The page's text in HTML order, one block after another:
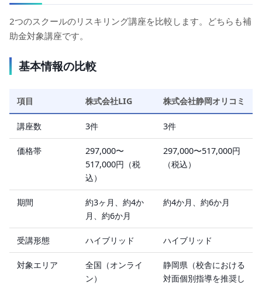
2つのスクールのリスキリング講座を比較します。どちらも補
助金対象講座です。
基本情報の比較
項目 株式会社LIG 株式会社静岡オリコミ
講座数 3件 3件
価格帯
297,000〜
517,000円（税
込）
297,000〜517,000円
（税込）
期間
約3ヶ月、約4か
月、約6か月
約4か月、約6か月
受講形態 ハイブリッド ハイブリッド
対象エリア
全国（オンライ
ン）
静岡県（校舎における
対面個別指導を推奨し